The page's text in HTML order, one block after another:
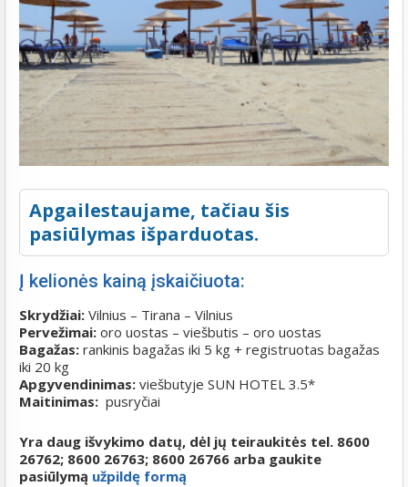
Apgailestaujame, tačiau šis
pasiūlymas išparduotas.
Į kelionės kainą įskaičiuota:
Skrydžiai: Vilnius – Tirana – Vilnius
Pervežimai: oro uostas – viešbutis – oro uostas
Bagažas: rankinis bagažas iki 5 kg + registruotas bagažas
iki 20 kg
Apgyvendinimas: viešbutyje SUN HOTEL 3.5*
Maitinimas: pusryčiai
Yra daug išvykimo datų, dėl jų teiraukitės tel. 8600
26762; 8600 26763; 8600 26766 arba gaukite
pasiūlymą užpildę formą